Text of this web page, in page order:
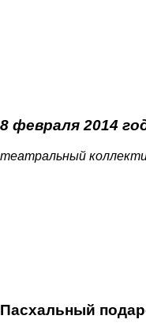
8 февраля 2014
театральный
Пасхальный